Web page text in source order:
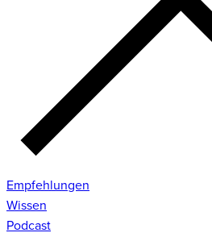
Empfehlungen
Wissen
Podcast